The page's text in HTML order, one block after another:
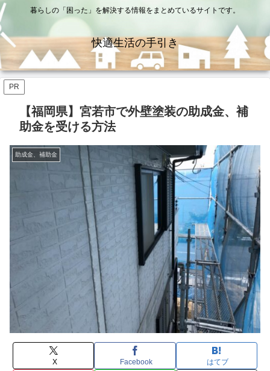
暮らしの「困った」を解決する情報をまとめているサイトです。
快適生活の手引き
PR
【福岡県】宮若市で外壁塗装の助成金、補
助金を受ける方法
助成金、補助金
X Facebook はてブ